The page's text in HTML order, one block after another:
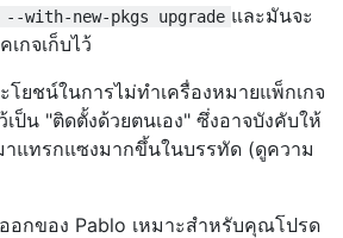
with-new-pkgs upgrade และมันจะ
เกจเก็บไว้
โยชน์ในการไม่ทำเครื่องหมายแพ็กเกจ
เป็น "ติดตั้งด้วยตนเอง" ซึ่งอาจบังคับให้
าแทรกแซงมากขึ้นในบรรทัด (ดูความ
อกของ Pablo เหมาะสำหรับคุณโปรด